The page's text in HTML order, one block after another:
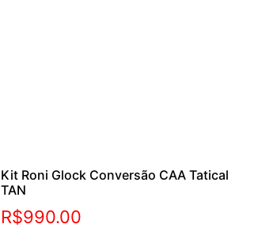
Kit Roni Glock Conversão CAA Tatical
TAN
R$990.00